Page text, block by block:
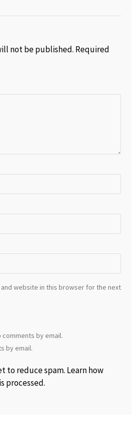
not be published. Required
and website in this browser for the next
by email.
by email.
to reduce spam. Learn how
processed.